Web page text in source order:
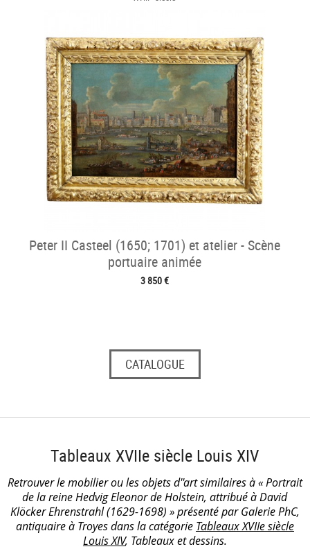
Peter II Casteel (1650; 1701) et atelier - Scène
portuaire animée
3 850 €
CATALOGUE
Tableaux XVIIe siècle Louis XIV
Retrouver le mobilier ou les objets d''art similaires à « Portrait
de la reine Hedvig Eleonor de Holstein, attribué à David
Klöcker Ehrenstrahl (1629-1698) » présenté par Galerie PhC,
antiquaire à Troyes dans la catégorie Tableaux XVIIe siècle
Louis XIV, Tableaux et dessins.